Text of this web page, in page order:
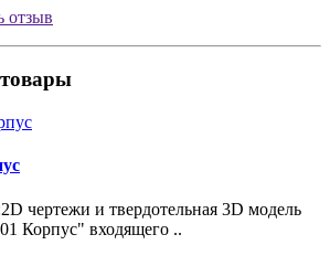
отзыв
чертежи и твердотельная 3D модель
Корпус" входящего ..